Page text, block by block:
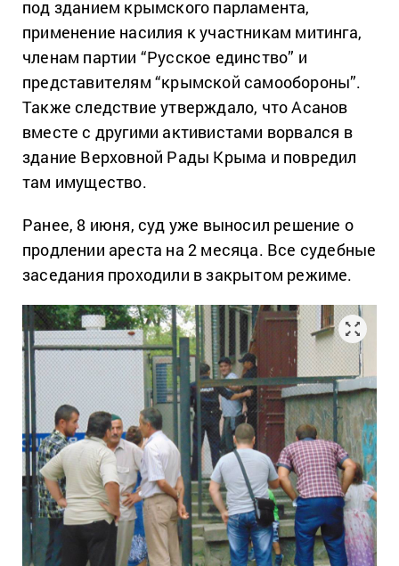
под зданием крымского парламента,
применение насилия к участникам митинга,
членам партии “Русское единство” и
представителям “крымской самообороны”.
Также следствие утверждало, что Асанов
вместе с другими активистами ворвался в
здание Верховной Рады Крыма и повредил
там имущество.
Ранее, 8 июня, суд уже выносил решение о
продлении ареста на 2 месяца. Все судебные
заседания проходили в закрытом режиме.